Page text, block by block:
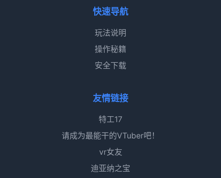
快速导航
玩法说明
操作秘籍
安全下载
友情链接
特工17
请成为最能干的VTuber吧！
vr女友
迪亚纳之宝